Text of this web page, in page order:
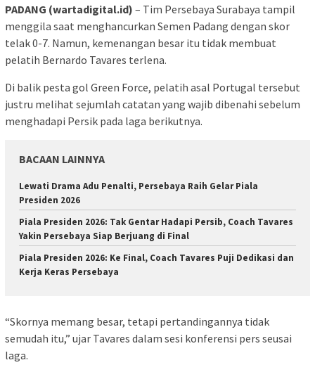
PADANG (wartadigital.id) – Tim Persebaya Surabaya tampil
menggila saat menghancurkan Semen Padang dengan skor
telak 0-7. Namun, kemenangan besar itu tidak membuat
pelatih Bernardo Tavares terlena.
Di balik pesta gol Green Force, pelatih asal Portugal tersebut
justru melihat sejumlah catatan yang wajib dibenahi sebelum
menghadapi Persik pada laga berikutnya.
BACAAN LAINNYA
Lewati Drama Adu Penalti, Persebaya Raih Gelar Piala
Presiden 2026
Piala Presiden 2026: Tak Gentar Hadapi Persib, Coach Tavares
Yakin Persebaya Siap Berjuang di Final
Piala Presiden 2026: Ke Final, Coach Tavares Puji Dedikasi dan
Kerja Keras Persebaya
“Skornya memang besar, tetapi pertandingannya tidak
semudah itu,” ujar Tavares dalam sesi konferensi pers seusai
laga.